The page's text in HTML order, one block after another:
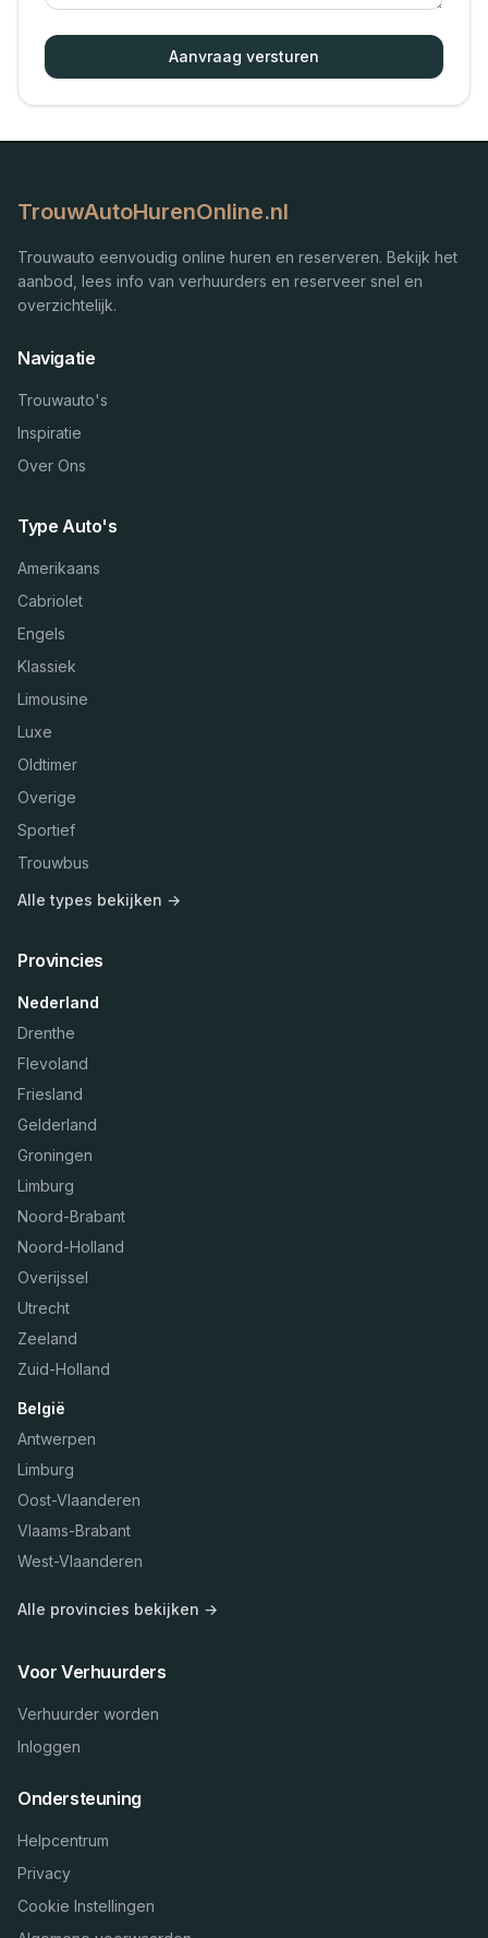
Aanvraag versturen
TrouwAutoHurenOnline.nl
Trouwauto eenvoudig online huren en reserveren. Bekijk het
aanbod, lees info van verhuurders en reserveer snel en
overzichtelijk.
Navigatie
Trouwauto's
Inspiratie
Over Ons
Type Auto's
Amerikaans
Cabriolet
Engels
Klassiek
Limousine
Luxe
Oldtimer
Overige
Sportief
Trouwbus
Alle types bekijken →
Provincies
Nederland
Drenthe
Flevoland
Friesland
Gelderland
Groningen
Limburg
Noord-Brabant
Noord-Holland
Overijssel
Utrecht
Zeeland
Zuid-Holland
België
Antwerpen
Limburg
Oost-Vlaanderen
Vlaams-Brabant
West-Vlaanderen
Alle provincies bekijken →
Voor Verhuurders
Verhuurder worden
Inloggen
Ondersteuning
Helpcentrum
Privacy
Cookie Instellingen